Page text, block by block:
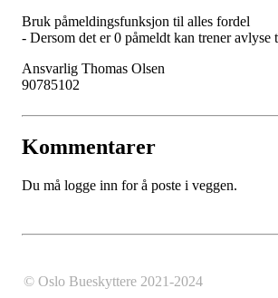
Bruk påmeldingsfunksjon til alles fordel
- Dersom det er 0 påmeldt kan trener avlyse
Ansvarlig Thomas Olsen
90785102
Kommentarer
Du må logge inn for å poste i veggen.
© Oslo Bueskyttere 2021-2024